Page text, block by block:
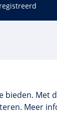
Met
Meer